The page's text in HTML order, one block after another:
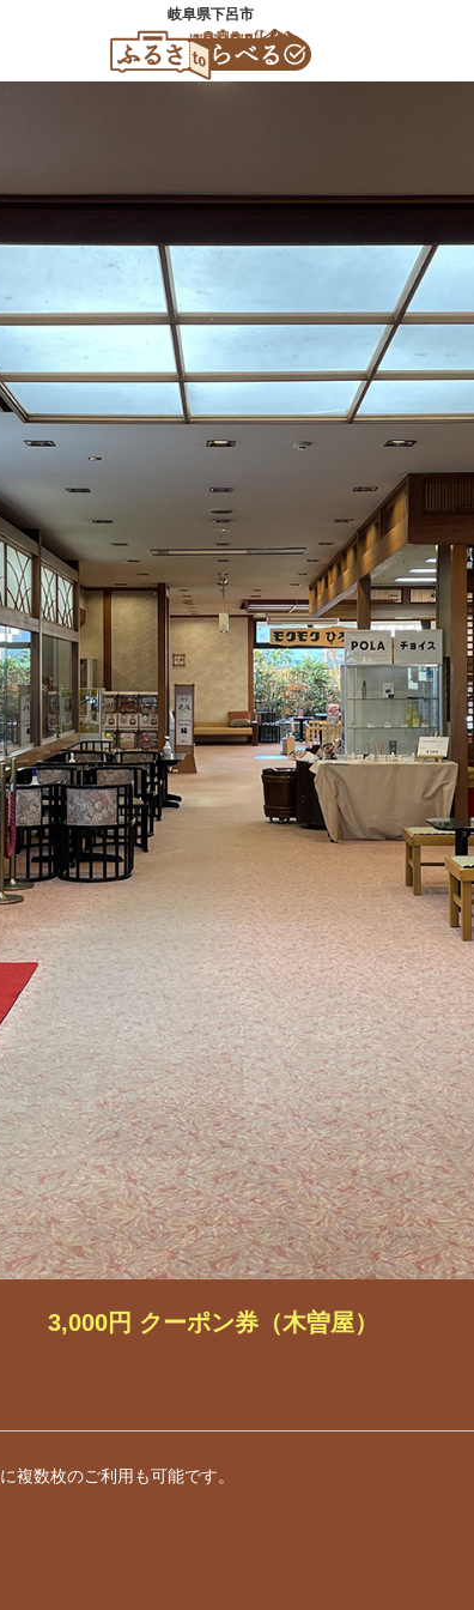
岐阜県下呂市
3,000円 クーポン券（木曽屋）
複数枚のご利用も可能です。